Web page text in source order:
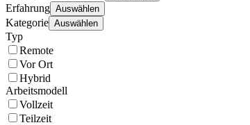
Erfahrung Auswählen
Kategorie Auswählen
Typ
Remote
Vor Ort
Hybrid
Arbeitsmodell
Vollzeit
Teilzeit